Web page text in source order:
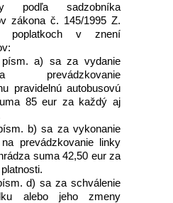
podľa sadzobníka
zákona č. 145/1995 Z.
v znení
a) sa za vydanie
prevádzkovanie
pravidelnú autobusovú
85 eur za každý aj
b) sa za vykonanie
prevádzkovanie linky
suma 42,50 eur za
d) sa za schválenie
alebo jeho zmeny